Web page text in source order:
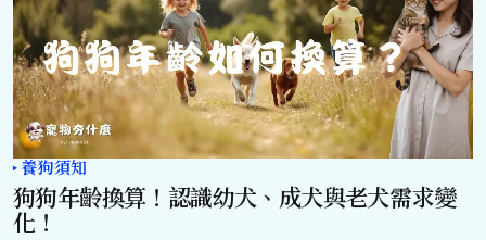
養狗須知
狗狗年齡換算！認識幼犬、成犬與老犬需求變
化！